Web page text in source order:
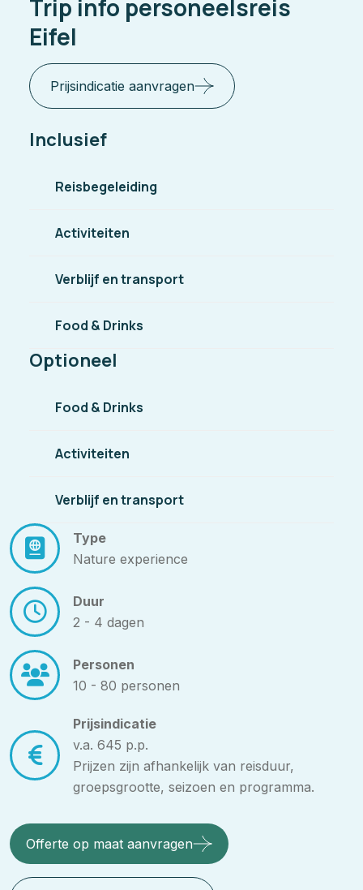
Trip info personeelsreis
Eifel
Prijsindicatie aanvragen
Inclusief
Reisbegeleiding
Activiteiten
Verblijf en transport
Food & Drinks
Optioneel
Food & Drinks
Activiteiten
Verblijf en transport
Type
Nature experience
Duur
2 - 4 dagen
Personen
10 - 80 personen
Prijsindicatie
v.a. 645 p.p.
Prijzen zijn afhankelijk van reisduur,
groepsgrootte, seizoen en programma.
Offerte op maat aanvragen